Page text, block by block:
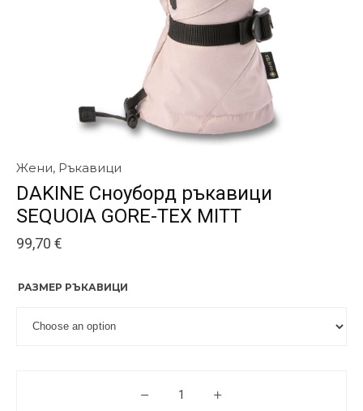
Жени, Ръкавици
DAKINE Сноуборд ръкавици
SEQUOIA GORE-TEX MITT
99,70 €
РАЗМЕР РЪКАВИЦИ
DAKINE Сноуборд ръкавици